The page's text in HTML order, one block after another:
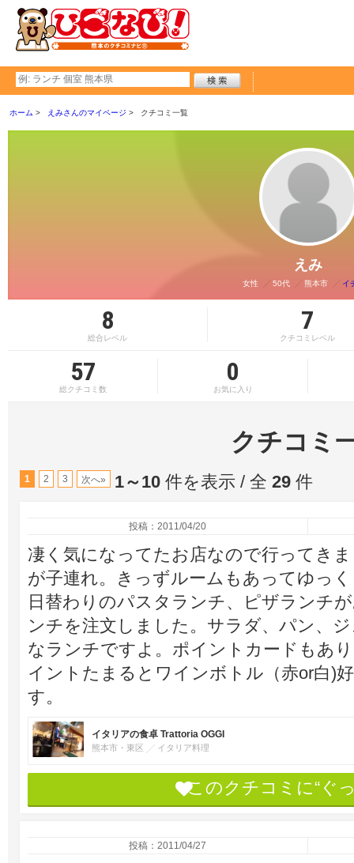
ホーム えみさんのマイページ クチコミ一覧
えみ
女性 50代 熊本市 イ
8
総合レベル
7
クチコミレベル
57
総クチコミ数
0
お気に入り
クチコミ
1 2 3 次へ» 1～10 件を表示 / 全 29 件
投稿：2011/04/20
凄く気になってたお店なので行ってき
が子連れ。きっずルームもあってゆっ
日替わりのパスタランチ、ピザランチ
ンチを注文しました。サラダ、パン、
なランチですよ。ポイントカードもあ
イントたまるとワインボトル（赤or白)
す。
イタリアの食卓 Trattoria OGGI
熊本市・東区 イタリア料理
このクチコミに“ぐ
投稿：2011/04/27